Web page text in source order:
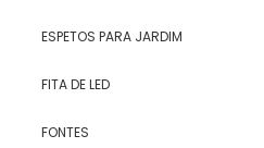
ESPETOS PARA JARDIM
FITA DE LED
FONTES